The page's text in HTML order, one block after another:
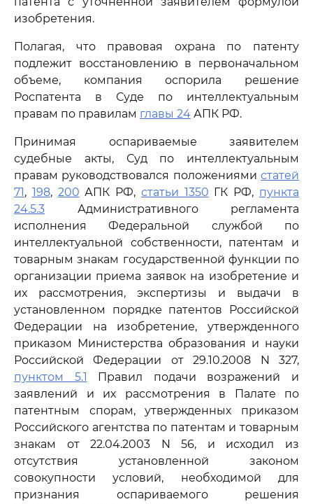
изобретения.
Полагая, что правовая охрана по патенту
подлежит восстановлению в первоначальном
объеме, компания оспорила решение
Роспатента в Суде по интеллектуальным
правам по правилам главы 24 АПК РФ.
Принимая оспариваемые заявителем
судебные акты, Суд по интеллектуальным
правам руководствовался положениями статей
71, 198, 200 АПК РФ, статьи 1350 ГК РФ, пункта
24.5.3 Административного регламента
исполнения Федеральной службой по
интеллектуальной собственности, патентам и
товарным знакам государственной функции по
организации приема заявок на изобретение и
их рассмотрения, экспертизы и выдачи в
установленном порядке патентов Российской
Федерации на изобретение, утвержденного
приказом Министерства образования и науки
Российской Федерации от 29.10.2008 N 327,
пунктом 5.1 Правил подачи возражений и
заявлений и их рассмотрения в Палате по
патентным спорам, утвержденных приказом
Российского агентства по патентам и товарным
знакам от 22.04.2003 N 56, и исходил из
отсутствия установленной законом
совокупности условий, необходимой для
признания оспариваемого решения